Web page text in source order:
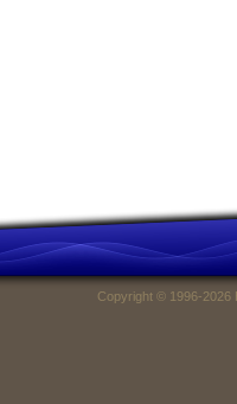
Copyright © 1996-2026